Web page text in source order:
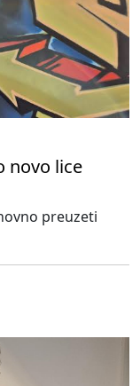
novo lice
preuzeti